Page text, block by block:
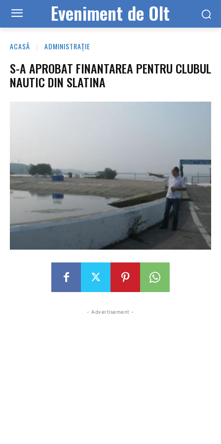
Eveniment de Olt
ACASĂ ADMINISTRAȚIE
S-A APROBAT FINANTAREA PENTRU CLUBUL
NAUTIC DIN SLATINA
- Advertisement -